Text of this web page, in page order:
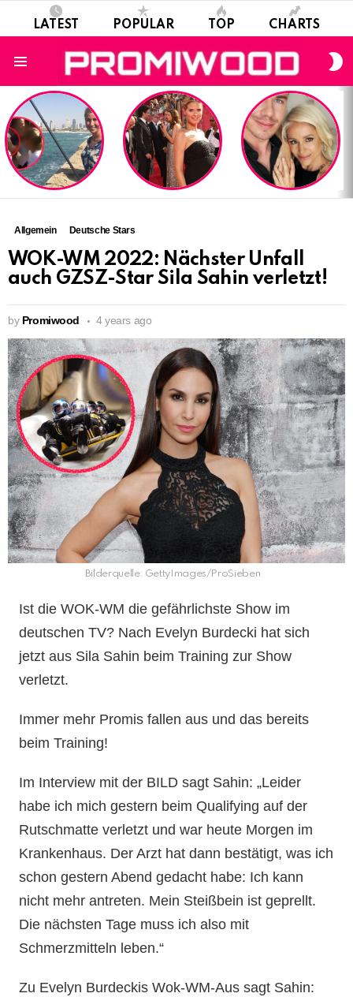
LATEST POPULAR TOP CHARTS
LATEST
STORIES
Allgemein Deutsche Stars
WOK-WM 2022: Nächster Unfall
auch GZSZ-Star Sila Sahin verletzt!
by Promiwood 4 years ago
Bilderquelle: GettyImages/ProSieben
Ist die WOK-WM die gefährlichste Show im
deutschen TV? Nach Evelyn Burdecki hat sich
jetzt aus Sila Sahin beim Training zur Show
verletzt.
Immer mehr Promis fallen aus und das bereits
beim Training!
Im Interview mit der BILD sagt Sahin: „Leider
habe ich mich gestern beim Qualifying auf der
Rutschmatte verletzt und war heute Morgen im
Krankenhaus. Der Arzt hat dann bestätigt, was ich
schon gestern Abend gedacht habe: Ich kann
nicht mehr antreten. Mein Steißbein ist geprellt.
Die nächsten Tage muss ich also mit
Schmerzmitteln leben.“
Zu Evelyn Burdeckis Wok-WM-Aus sagt Sahin: